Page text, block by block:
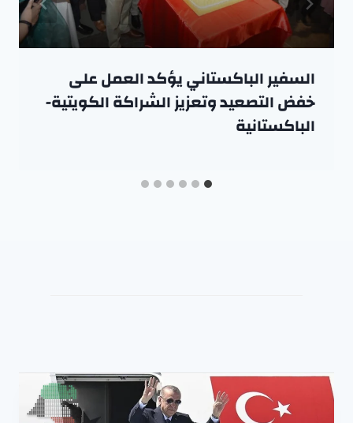
السفير الباكستاني يؤكد العمل على
خفض التصعيد وتعزيز الشراكة الكويتية-
الباكستانية